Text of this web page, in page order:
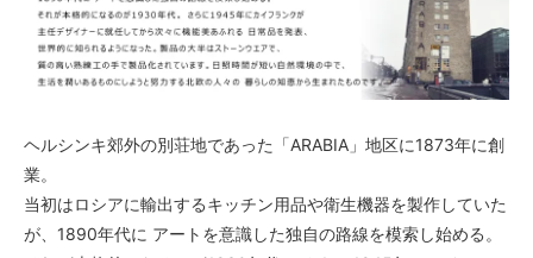
ヘルシンキ郊外の別荘地であった「ARABIA」地区に1873年に創
業。
当初はロシアに輸出するキッチン用品や衛生機器を製作していた
が、1890年代に アートを意識した独自の路線を模索し始める。